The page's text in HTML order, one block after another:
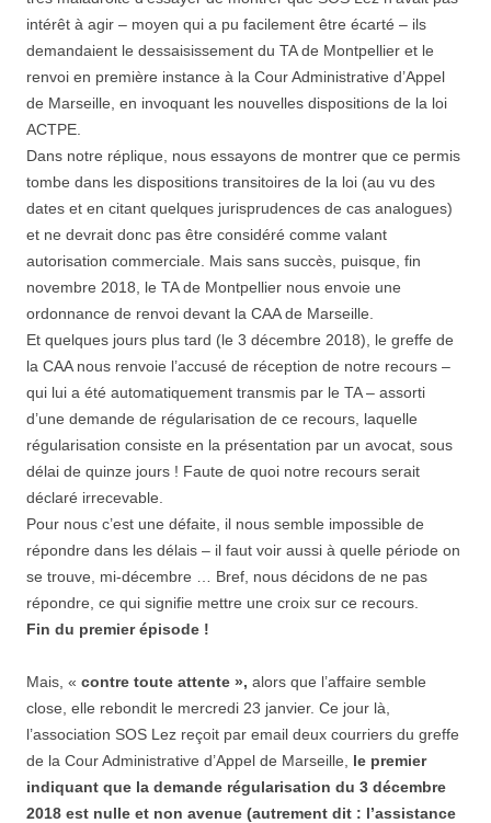
intérêt à agir – moyen qui a pu facilement être écarté – ils
demandaient le dessaisissement du TA de Montpellier et le
renvoi en première instance à la Cour Administrative d’Appel
de Marseille, en invoquant les nouvelles dispositions de la loi
ACTPE.
Dans notre réplique, nous essayons de montrer que ce permis
tombe dans les dispositions transitoires de la loi (au vu des
dates et en citant quelques jurisprudences de cas analogues)
et ne devrait donc pas être considéré comme valant
autorisation commerciale. Mais sans succès, puisque, fin
novembre 2018, le TA de Montpellier nous envoie une
ordonnance de renvoi devant la CAA de Marseille.
Et quelques jours plus tard (le 3 décembre 2018), le greffe de
la CAA nous renvoie l’accusé de réception de notre recours –
qui lui a été automatiquement transmis par le TA – assorti
d’une demande de régularisation de ce recours, laquelle
régularisation consiste en la présentation par un avocat, sous
délai de quinze jours ! Faute de quoi notre recours serait
déclaré irrecevable.
Pour nous c’est une défaite, il nous semble impossible de
répondre dans les délais – il faut voir aussi à quelle période on
se trouve, mi-décembre … Bref, nous décidons de ne pas
répondre, ce qui signifie mettre une croix sur ce recours.
Fin du premier épisode !
Mais, « contre toute attente », alors que l’affaire semble
close, elle rebondit le mercredi 23 janvier. Ce jour là,
l’association SOS Lez reçoit par email deux courriers du greffe
de la Cour Administrative d’Appel de Marseille, le premier
indiquant que la demande régularisation du 3 décembre
2018 est nulle et non avenue (autrement dit : l’assistance